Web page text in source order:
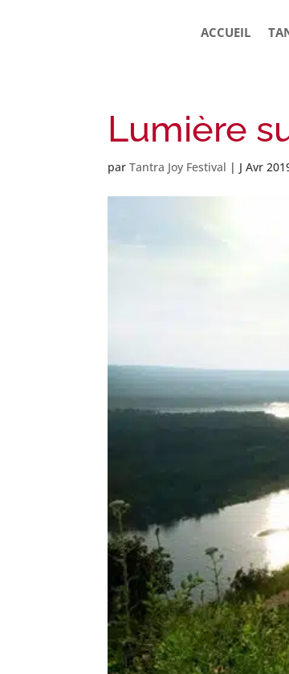
ACCUEIL
Lumière
parTantra Joy Festival | J Avr